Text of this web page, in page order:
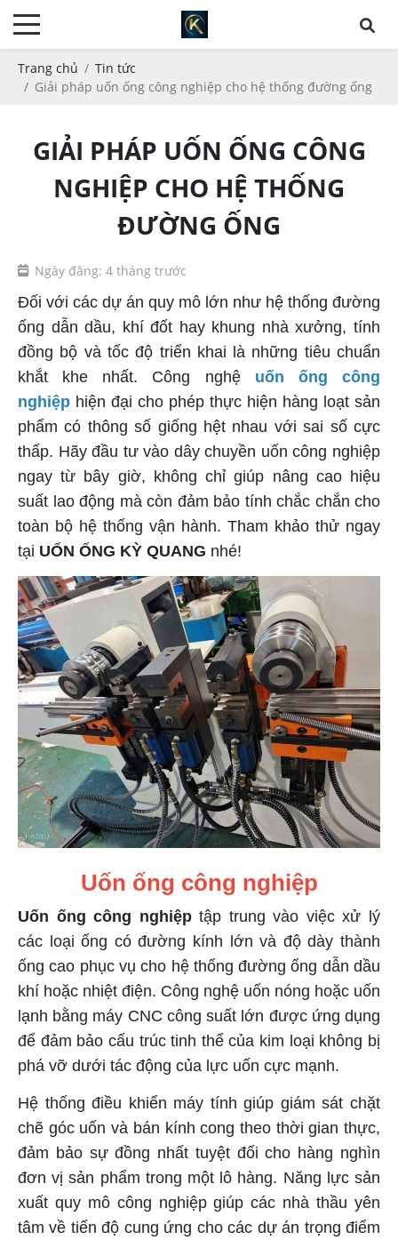
Trang chủ
Tin tức
Giải pháp uốn ống công nghiệp cho hệ thống đường ống
GIẢI PHÁP UỐN ỐNG CÔNG
NGHIỆP CHO HỆ THỐNG
ĐƯỜNG ỐNG
Ngày đăng: 4 tháng trước
Đối với các dự án quy mô lớn như hệ thống đường
ống dẫn dầu, khí đốt hay khung nhà xưởng, tính
đồng bộ và tốc độ triển khai là những tiêu chuẩn
khắt khe nhất. Công nghệ uốn ống công
nghiệp hiện đại cho phép thực hiện hàng loạt sản
phẩm có thông số giống hệt nhau với sai số cực
thấp. Hãy đầu tư vào dây chuyền uốn công nghiệp
ngay từ bây giờ, không chỉ giúp nâng cao hiệu
suất lao động mà còn đảm bảo tính chắc chắn cho
toàn bộ hệ thống vận hành. Tham khảo thử ngay
tại UỐN ỐNG KỲ QUANG nhé!
Uốn ống công nghiệp
Uốn ống công nghiệptập trung vào việc xử lý
các loại ống có đường kính lớn và độ dày thành
ống cao phục vụ cho hệ thống đường ống dẫn dầu
khí hoặc nhiệt điện. Công nghệ uốn nóng hoặc uốn
lạnh bằng máy CNC công suất lớn được ứng dụng
để đảm bảo cấu trúc tinh thể của kim loại không bị
phá vỡ dưới tác động của lực uốn cực mạnh.
Hệ thống điều khiển máy tính giúp giám sát chặt
chẽ góc uốn và bán kính cong theo thời gian thực,
đảm bảo sự đồng nhất tuyệt đối cho hàng nghìn
đơn vị sản phẩm trong một lô hàng. Năng lực sản
xuất quy mô công nghiệp giúp các nhà thầu yên
tâm về tiến độ cung ứng cho các dự án trọng điểm